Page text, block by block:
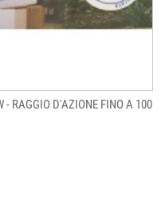
- RAGGIO D'AZIONE FINO A 100